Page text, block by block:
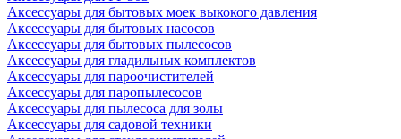
Аксессуары для бытовых моек выкокого давления
Аксессуары для бытовых насосов
Аксессуары для бытовых пылесосов
Аксессуары для гладильных комплектов
Аксессуары для пароочистителей
Аксессуары для паропылесосов
Аксессуары для пылесоса для золы
Аксессуары для садовой техники